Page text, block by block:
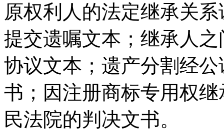
原权利人的法定继承关
提交遗嘱文本；继承人
协议文本；遗产分割经
书；因注册商标专用权
民法院的判决文书。